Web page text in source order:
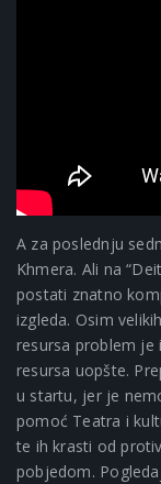
A za poslednju
Khmera. Ali na
postati znatno
izgleda. Osim
resursa problem je
resursa uopšte.
u startu, jer je
pomoć Teatra i
te ih krasti od
pobjedom.